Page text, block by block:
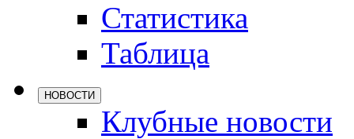
Статистика
Таблица
НОВОСТИ
Клубные новости